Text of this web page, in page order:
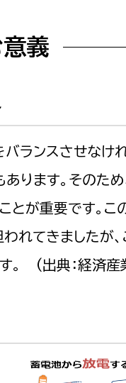
義
ンスさせなけれ
ります。そのた
とが重要です。
れてきましたが、
。 (出典：経済